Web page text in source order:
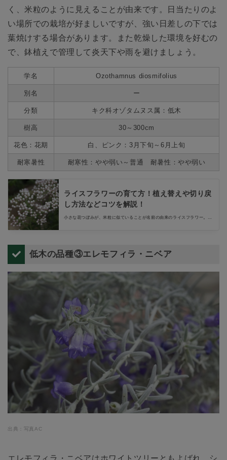
く、米粒のように見えることが由来です。日当たりのよ
い場所での栽培が好ましいですが、強い日差しの下では
葉焼けする場合があります。また乾燥した環境を好むの
で、鉢植えで管理して炎天下や雨を避けましょう。
学名 Ozothamnus diosmifolius
別名 ー
分類 キク科オゾタムヌス属：低木
樹高 30～300cm
花色：花期 白、ピンク：3月下旬～6月上旬
耐寒暑性 耐寒性：やや弱い～普通 耐暑性：やや弱い
ライスフラワーの育て方！植え替えや切り戻
し方法などコツを解説！
小さな花つぼみが、米粒に似ていることが名前の由来のライスフラワー。育
低木の品種③エレモフィラ・ニベア
出典：写真AC